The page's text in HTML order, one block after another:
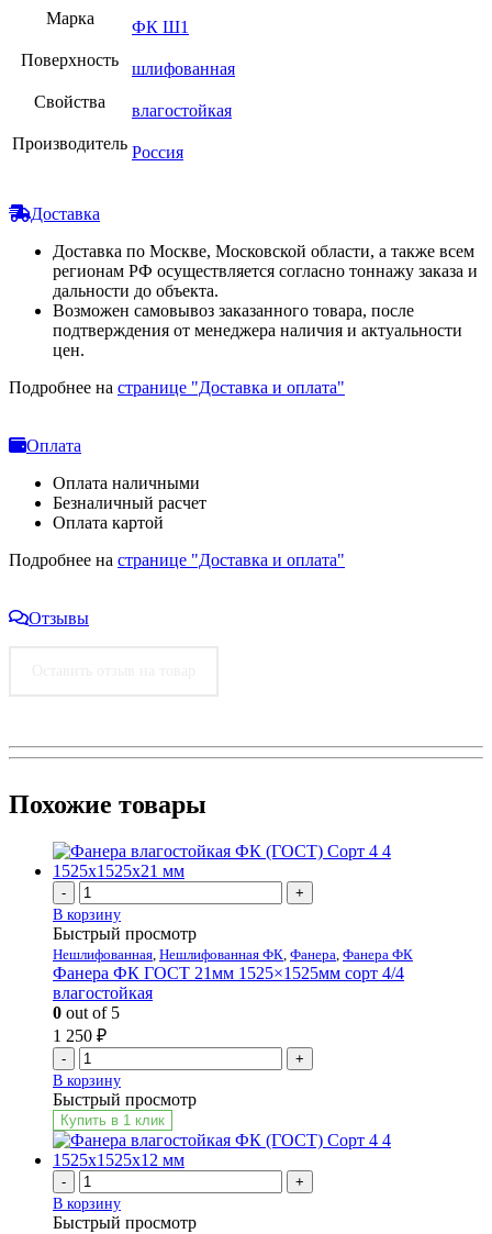
Марка
ФК Ш1
Поверхность
шлифованная
Свойства
влагостойкая
Производитель Россия
Доставка
Доставка по Москве, Московской области, а также всем
регионам РФ осуществляется согласно тоннажу заказа и
дальности до объекта.
Возможен самовывоз заказанного товара, после
подтверждения от менеджера наличия и актуальности
цен.
Подробнее на странице "Доставка и оплата"
Оплата
Оплата наличными
Безналичный расчет
Оплата картой
Подробнее на странице "Доставка и оплата"
Отзывы
Похожие товары
-
+
В корзину
Быстрый просмотр
Нешлифованная, Нешлифованная ФК, Фанера, Фанера ФК
Фанера ФК ГОСТ 21мм 1525×1525мм сорт 4/4
влагостойкая
0 out of 5
1 250 ₽
-
+
В корзину
Быстрый просмотр
Купить в 1 клик
-
+
В корзину
Быстрый просмотр